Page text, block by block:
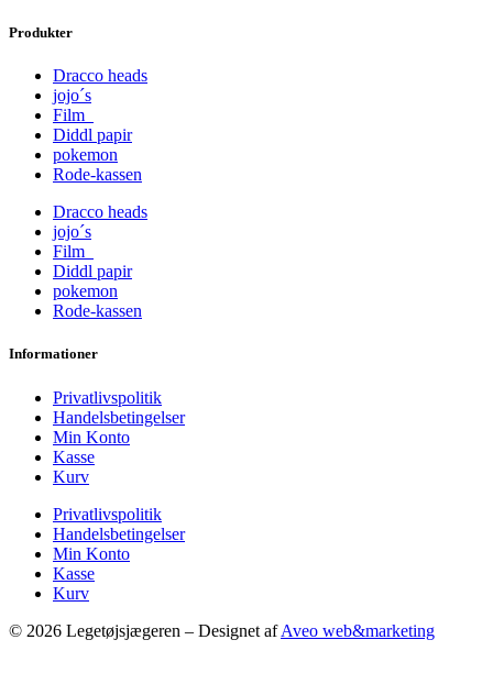
Produkter
Dracco heads
jojo´s
Film
Diddl papir
pokemon
Rode-kassen
Dracco heads
jojo´s
Film
Diddl papir
pokemon
Rode-kassen
Informationer
Privatlivspolitik
Handelsbetingelser
Min Konto
Kasse
Kurv
Privatlivspolitik
Handelsbetingelser
Min Konto
Kasse
Kurv
© 2026 Legetøjsjægeren – Designet afAveo web&marketing